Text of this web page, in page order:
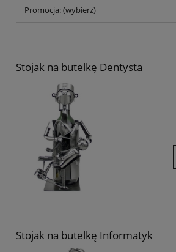
Promocja: (wybierz)
Stojak na butelkę Dentysta
Stojak na butelkę Informatyk